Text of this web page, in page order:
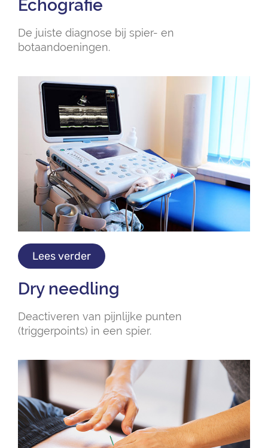
Echografie
De juiste diagnose bij spier- en
botaandoeningen.
Lees verder
Dry needling
Deactiveren van pijnlijke punten
(triggerpoints) in een spier.